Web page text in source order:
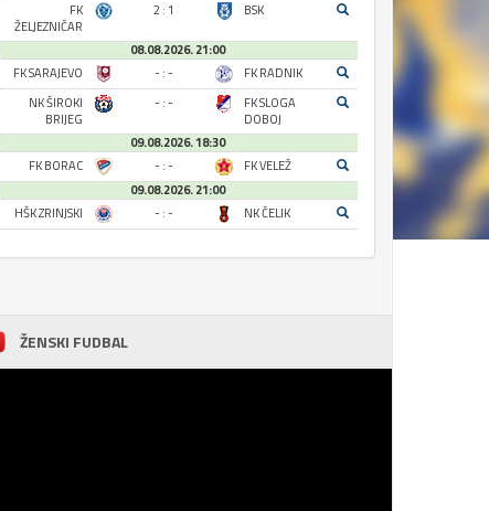
FK
ŽELJEZNIČAR
2 : 1 BSK
08.08.2026. 21:00
FK SARAJEVO
- : -
FK RADNIK
NK ŠIROKI
BRIJEG
- : -
FK SLOGA
DOBOJ
09.08.2026. 18:30
FK BORAC
- : -
FK VELEŽ
09.08.2026. 21:00
HŠK ZRINJSKI
- : - NK ČELIK
ŽENSKI FUDBAL